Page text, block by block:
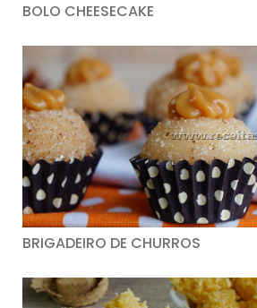
BOLO CHEESECAKE
BRIGADEIRO DE CHURROS